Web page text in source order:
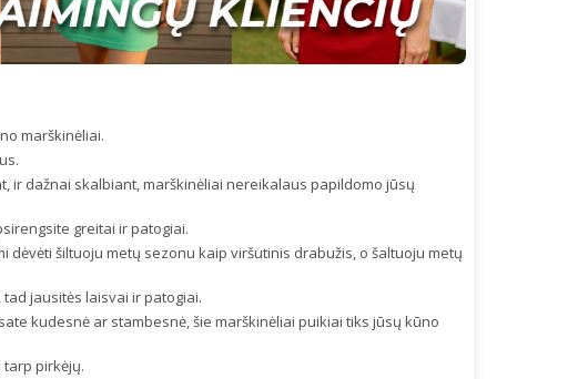
marškinėliai.
ir dažnai skalbiant, marškinėliai nereikalaus papildomo jūsų
greitai ir patogiai.
dėvėti šiltuoju metų sezonu kaip viršutinis drabužis, o šaltuoju metų
jausitės laisvai ir patogiai.
kudesnė ar stambesnė, šie marškinėliai puikiai tiks jūsų kūno
pirkėjų.